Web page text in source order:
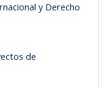
y Derecho
de